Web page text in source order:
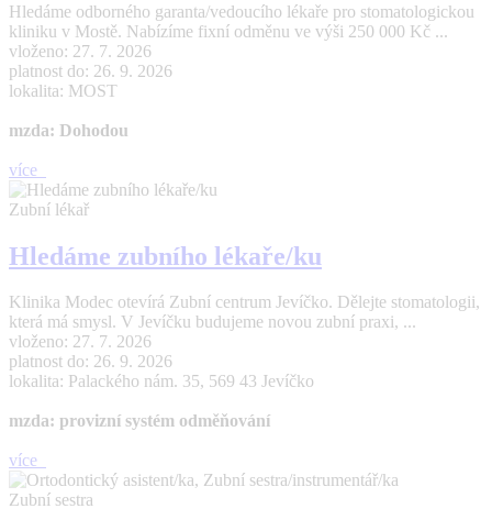
Hledáme odborného garanta/vedoucího lékaře pro stomatologickou
kliniku v Mostě. Nabízíme fixní odměnu ve výši 250 000 Kč ...
vloženo: 27. 7. 2026
platnost do: 26. 9. 2026
lokalita: MOST
mzda: Dohodou
více
Zubní lékař
Hledáme zubního lékaře/ku
Klinika Modec otevírá Zubní centrum Jevíčko. Dělejte stomatologii,
která má smysl. V Jevíčku budujeme novou zubní praxi, ...
vloženo: 27. 7. 2026
platnost do: 26. 9. 2026
lokalita: Palackého nám. 35, 569 43 Jevíčko
mzda: provizní systém odměňování
více
Zubní sestra